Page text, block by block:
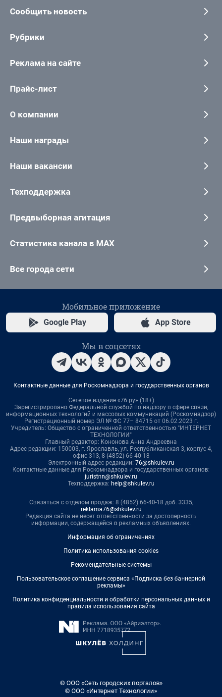
Сообщить новость
Рубрики
Реклама на сайте
Прайс-лист
О компании
Наши награды
Наши вакансии
Техподдержка
Предвыборная агитация
Статистика канала в MAX
Все города сети
Мобильное приложение
Google Play App Store
Мы в соцсетях
Контактные данные для Роскомнадзора и государственных органов
Сетевое издание «76.ру» (18+)
Зарегистрировано Федеральной службой по надзору в сфере связи,
информационных технологий и массовых коммуникаций (Роскомнадзор)
Регистрационный номер ЭЛ № ФС 77– 84715 от 06.02.2023 г.
Учредитель: Общество с ограниченной ответственностью "ИНТЕРНЕТ
ТЕХНОЛОГИИ"
Главный редактор: Кононова Анна Андреевна
Адрес редакции: 150003, г. Ярославль, ул. Республиканская 3, корпус 4,
офис 313, 8 (4852) 66-40-18
Электронный адрес редакции: 76@shkulev.ru
Контактные данные для Роскомнадзора и государственных органов:
juristnn@shkulev.ru
Техподдержка: help@shkulev.ru
Связаться с отделом продаж: 8 (4852) 66-40-18 доб. 3335,
reklama76@shkulev.ru
Редакция сайта не несет ответственности за достоверность
информации, содержащейся в рекламных объявлениях.
Информация об ограничениях
Политика использования cookies
Рекомендательные системы
Пользовательское соглашение сервиса «Подписка без баннерной
рекламы»
Политика конфиденциальности и обработки персональных данных и
правила использования сайта
© ООО «Сеть городских порталов»
© ООО «Интернет Технологии»